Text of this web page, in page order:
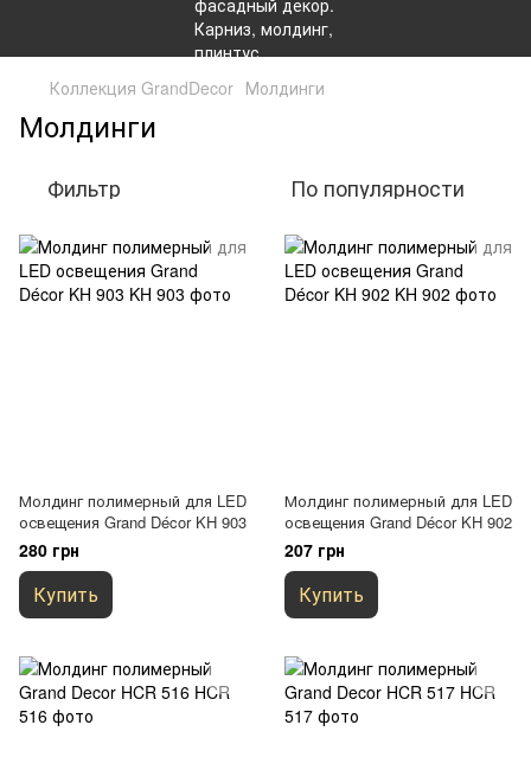
Коллекция GrandDecor Молдинги
Молдинги
Фильтр По популярности
Молдинг полимерный для LED
освещения Grand Décor KH 903
280 грн
Купить
Молдинг полимерный для LED
освещения Grand Décor KH 902
207 грн
Купить